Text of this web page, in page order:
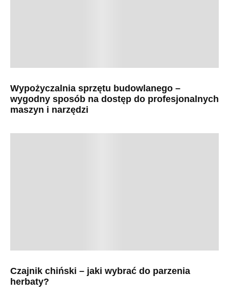
Wypożyczalnia sprzętu budowlanego –
wygodny sposób na dostęp do profesjonalnych
maszyn i narzędzi
Czajnik chiński – jaki wybrać do parzenia
herbaty?